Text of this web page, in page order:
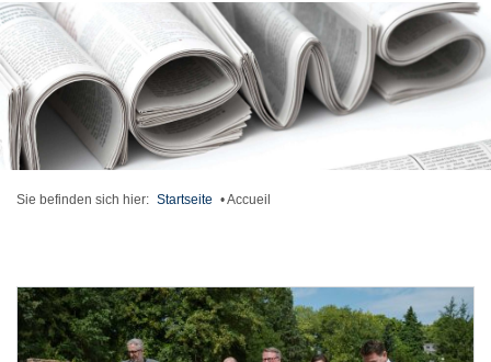
Sie befinden sich hier: Startseite •Accueil